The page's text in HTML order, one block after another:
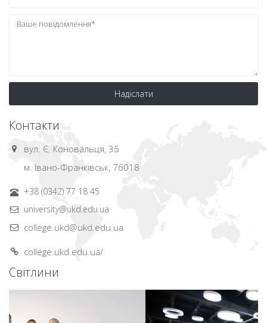
Надіслати
Контакти
вул. Є. Коновальця, 35
м. Івано-Франківськ, 76018
+38 (0342) 77 18 45
university@ukd.edu.ua
college.ukd@ukd.edu.ua
college.ukd.edu.ua/
Світлини